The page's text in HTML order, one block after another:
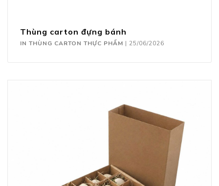
Thùng carton đựng bánh
IN THÙNG CARTON THỰC PHẨM | 25/06/2026